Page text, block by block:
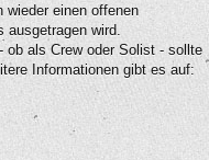
einen offenen
wird.
ob als Crew oder Solist - sollte
Informationen gibt es auf: